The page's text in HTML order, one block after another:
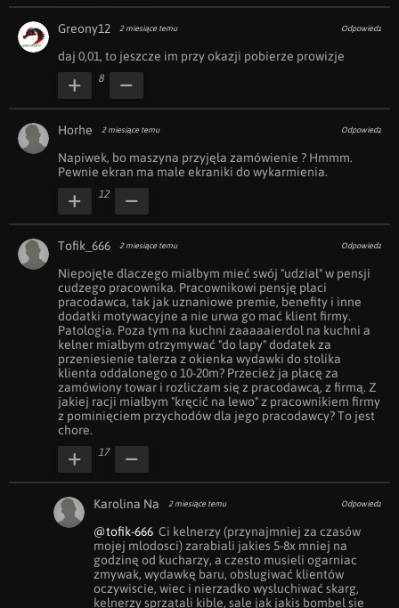
Greony12 2 miesiące temu Odpowiedz
daj 0,01, to jeszcze im przy okazji pobierze prowizje
8
Horhe 2 miesiące temu Odpowiedz
Napiwek, bo maszyna przyjęła zamówienie ? Hmmm.
Pewnie ekran ma małe ekraniki do wykarmienia.
12
Tofik_666 2 miesiące temu Odpowiedz
Niepojęte dlaczego miałbym mieć swój "udział" w pensji
cudzego pracownika. Pracownikowi pensję płaci
pracodawca, tak jak uznaniowe premie, benefity i inne
dodatki motywacyjne a nie urwa go mać klient firmy.
Patologia. Poza tym na kuchni zaaaaaierdol na kuchni a
kelner miałbym otrzymywać "do łapy" dodatek za
przeniesienie talerza z okienka wydawki do stolika
klienta oddalonego o 10-20m? Przecież ja płacę za
zamówiony towar i rozliczam się z pracodawcą, z firmą. Z
jakiej racji miałbym "kręcić na lewo" z pracownikiem firmy
z pominięciem przychodów dla jego pracodawcy? To jest
chore.
17
Karolina Na 2 miesiące temu Odpowiedz
@tofik-666
  Ci kelnerzy (przynajmniej za czasów
mojej mlodosci) zarabiali jakies 5-8x mniej na
godzinę od kucharzy, a czesto musieli ogarniac
zmywak, wydawkę baru, obsługiwać klientów
oczywiscie, wiec i nierzadko wysłuchiwać skarg,
kelnerzy sprzątali kible, sale jak jakis bombel sie